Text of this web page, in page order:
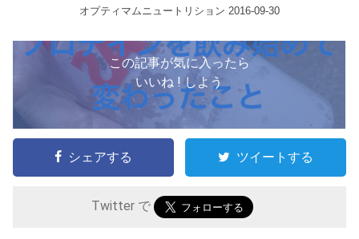
オプティマムニュートリション 2016-09-30
この記事が気に入ったら
いいね ! しよう
シェアする ツイートする
Twitter で